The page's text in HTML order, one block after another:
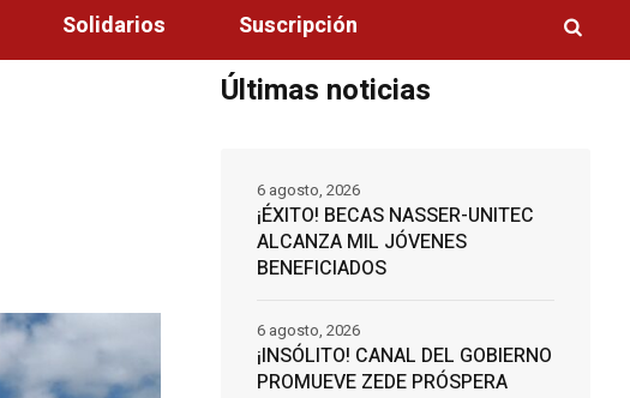
Solidarios Suscripción
Últimas noticias
¡ÉXITO! BECAS NASSER-UNITEC
ALCANZA MIL JÓVENES
BENEFICIADOS
6 agosto, 2026
¡INSÓLITO! CANAL DEL GOBIERNO
PROMUEVE ZEDE PRÓSPERA
6 agosto, 2026